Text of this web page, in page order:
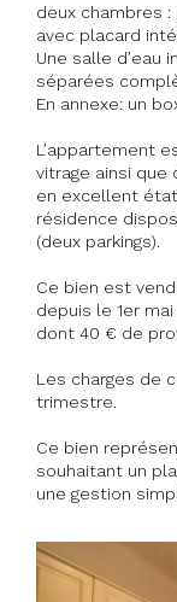
deux chambres :
avec placard
Une salle d’eau
séparées
En annexe: un
L’appartement
vitrage ainsi que
en excellent
résidence
(deux parkings).
Ce bien est
depuis le 1er
dont 40 € de
Les charges de
trimestre.
Ce bien
souhaitant un
une gestion